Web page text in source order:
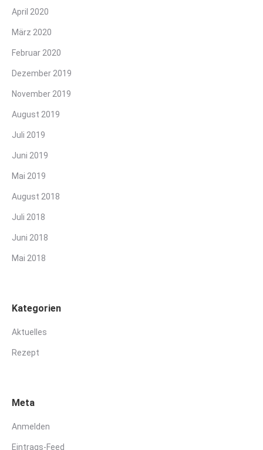
April 2020
März 2020
Februar 2020
Dezember 2019
November 2019
August 2019
Juli 2019
Juni 2019
Mai 2019
August 2018
Juli 2018
Juni 2018
Mai 2018
Kategorien
Aktuelles
Rezept
Meta
Anmelden
Eintrags-Feed